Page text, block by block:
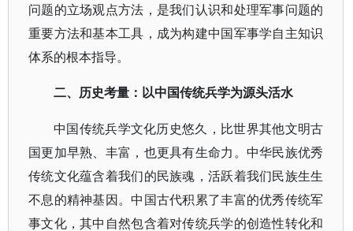
问题的立场观点方法，是我们认识和处理军事问题的
重要方法和基本工具，成为构建中国军事学自主知识
体系的根本指导。
二、历史考量：以中国传统兵学为源头活水
中国传统兵学文化历史悠久，比世界其他文明古
国更加早熟、丰富，也更具有生命力。中华民族优秀
传统文化蕴含着我们的民族魂，活跃着我们民族生生
不息的精神基因。中国古代积累了丰富的优秀传统军
事文化，其中自然包含着对传统兵学的创造性转化和